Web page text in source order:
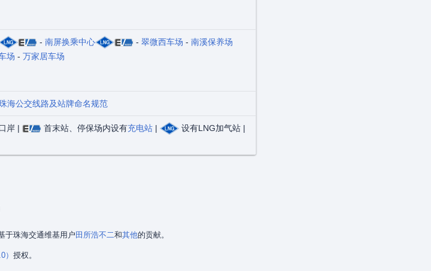
- 南屏换乘中心 - 翠微西车场 - 南溪保养场
场 - 万家居车场
海公交线路及站牌命名规范
岸 | 首末站、停保场内设有充电站 |
设有LNG加气站 |
于珠海交通维基用户田所浩不二和其他的贡献。
授权。